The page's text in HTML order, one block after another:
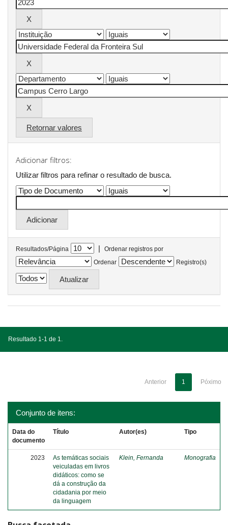
Retornar valores
Adicionar filtros:
Utilizar filtros para refinar o resultado de busca.
Resultados/Página |
Ordenar registros por
Ordenar
Registro(s)
Resultado 1-1 de 1.
Anterior 1 Póximo
Conjunto de itens:
Data do
documento
Título Autor(es) Tipo
2023
As temáticas sociais
veiculadas em livros
didáticos: como se
dá a construção da
cidadania por meio
da linguagem
Klein, Fernanda Monografia